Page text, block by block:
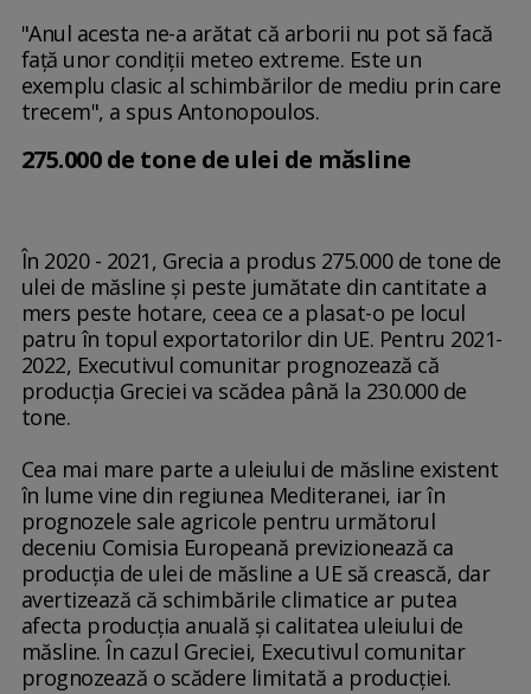
"Anul acesta ne-a arătat că arborii nu pot să facă
faţă unor condiţii meteo extreme. Este un
exemplu clasic al schimbărilor de mediu prin care
trecem", a spus Antonopoulos.
275.000 de tone de ulei de măsline
În 2020 - 2021, Grecia a produs 275.000 de tone de
ulei de măsline şi peste jumătate din cantitate a
mers peste hotare, ceea ce a plasat-o pe locul
patru în topul exportatorilor din UE. Pentru 2021-
2022, Executivul comunitar prognozează că
producţia Greciei va scădea până la 230.000 de
tone.
Cea mai mare parte a uleiului de măsline existent
în lume vine din regiunea Mediteranei, iar în
prognozele sale agricole pentru următorul
deceniu Comisia Europeană previzionează ca
producţia de ulei de măsline a UE să crească, dar
avertizează că schimbările climatice ar putea
afecta producţia anuală şi calitatea uleiului de
măsline. În cazul Greciei, Executivul comunitar
prognozează o scădere limitată a producţiei.